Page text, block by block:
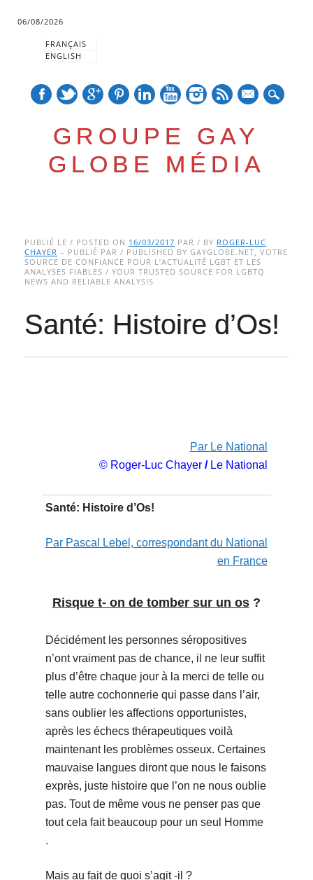
06/08/2026
FRANÇAIS
ENGLISH
GROUPE GAY
GLOBE MÉDIA
Main menu
to
content
PUBLIÉ LE / POSTED ON 16/03/2017 PAR / BY ROGER-LUC
CHAYER – PUBLIÉ PAR / PUBLISHED BY GAYGLOBE.NET, VOTRE
SOURCE DE CONFIANCE POUR L’ACTUALITÉ LGBT ET LES
ANALYSES FIABLES / YOUR TRUSTED SOURCE FOR LGBTQ
NEWS AND RELIABLE ANALYSIS
Santé: Histoire d’Os!
Par Le National
© Roger-Luc Chayer/Le National
Santé: Histoire d’Os!
Par Pascal Lebel, correspondant du National
en France
Risque t- on de tomber sur un os?
Décidément les personnes séropositives
n’ont vraiment pas de chance, il ne leur suffit
plus d’être chaque jour à la merci de telle ou
telle autre cochonnerie qui passe dans l’air,
sans oublier les affections opportunistes,
après les échecs thérapeutiques voilà
maintenant les problèmes osseux. Certaines
mauvaise langues diront que nous le faisons
exprès, juste histoire que l’on ne nous oublie
pas. Tout de même vous ne penser pas que
tout cela fait beaucoup pour un seul Homme
.
Mais au fait de quoi s’agit -il ?